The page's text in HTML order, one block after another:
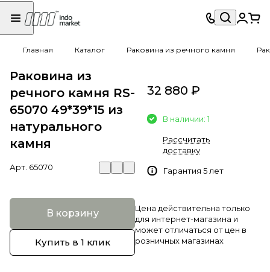
Главная Каталог Раковина из речного камня
Раковина из
речного камня RS-
65070 49*39*15 из
натурального
камня
Арт. 65070
В корзину
Купить в 1 клик
32 880 ₽
В наличии: 1
Рассчитать
доставку
Гарантия 5 лет
Цена действительна только
для интернет-магазина и
может отличаться от цен в
розничных магазинах